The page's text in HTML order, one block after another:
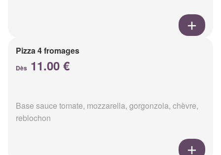
Pizza 4 fromages
Dès 11.00 €
Base sauce tomate, mozzarella, gorgonzola, chèvre,
reblochon